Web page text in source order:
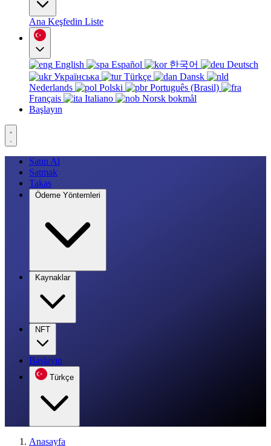
Ana Keşfedin Liste
English Español 한국어
Deutsch
Українська
Türkçe
Dansk
Nederlands
Polski
Português (Brasil)
Français
Italiano
Norsk bokmål
Başlayın
Satın Al
Satmak
Takas
Ödeme Yöntemleri
Kaynaklar
NFT
Başlayın
Türkçe
Anasayfa